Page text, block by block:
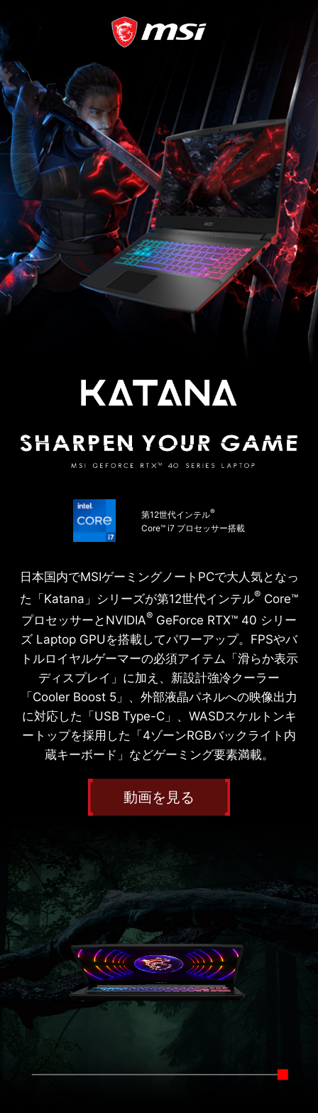
第12世代インテル®
Core™ i7 プロセッサー搭載
日本国内でMSIゲーミングノートPCで大人気となっ
た「Katana」シリーズが第12世代インテル® Core™
プロセッサーとNVIDIA® GeForce RTX™ 40 シリー
ズ Laptop GPUを搭載してパワーアップ。FPSやバ
トルロイヤルゲーマーの必須アイテム「滑らか表示
ディスプレイ」に加え、新設計強冷クーラー
「Cooler Boost 5」、外部液晶パネルへの映像出力
に対応した「USB Type-C」、WASDスケルトンキ
ートップを採用した「4ゾーンRGBバックライト内
蔵キーボード」などゲーミング要素満載。
動画を見る